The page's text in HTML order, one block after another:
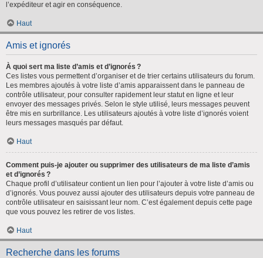
l’expéditeur et agir en conséquence.
Haut
Amis et ignorés
À quoi sert ma liste d’amis et d’ignorés ?
Ces listes vous permettent d’organiser et de trier certains utilisateurs du forum.
Les membres ajoutés à votre liste d’amis apparaissent dans le panneau de
contrôle utilisateur, pour consulter rapidement leur statut en ligne et leur
envoyer des messages privés. Selon le style utilisé, leurs messages peuvent
être mis en surbrillance. Les utilisateurs ajoutés à votre liste d’ignorés voient
leurs messages masqués par défaut.
Haut
Comment puis-je ajouter ou supprimer des utilisateurs de ma liste d’amis
et d’ignorés ?
Chaque profil d’utilisateur contient un lien pour l’ajouter à votre liste d’amis ou
d’ignorés. Vous pouvez aussi ajouter des utilisateurs depuis votre panneau de
contrôle utilisateur en saisissant leur nom. C’est également depuis cette page
que vous pouvez les retirer de vos listes.
Haut
Recherche dans les forums